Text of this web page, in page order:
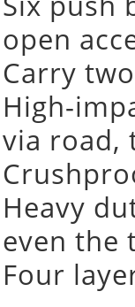
open
Carry
High-
via road,
Heavy
even the
Four